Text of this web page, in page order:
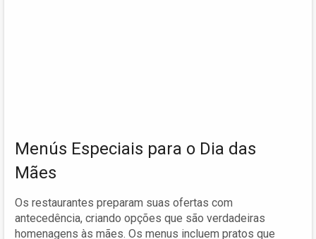
Menús Especiais para o Dia das
Mães
Os restaurantes preparam suas ofertas com
antecedência, criando opções que são verdadeiras
homenagens às mães. Os menus incluem pratos que